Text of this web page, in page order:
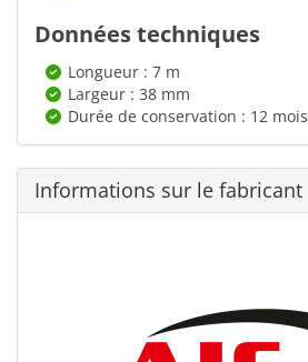
Données techniques
Longueur : 7 m
Largeur : 38 mm
Durée de conservation : 12 mois
Informations sur le fabricant